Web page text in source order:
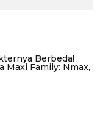
Berbeda!
Maxi Family: Nmax,